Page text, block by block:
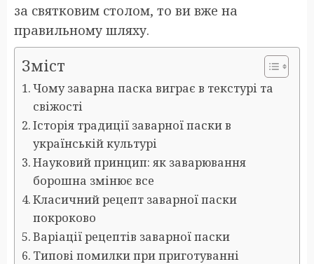
за святковим столом, то ви вже на
правильному шляху.
Зміст
Чому заварна паска виграє в текстурі та
свіжості
Історія традиції заварної паски в
українській культурі
Науковий принцип: як заварювання
борошна змінює все
Класичний рецепт заварної паски
покроково
Варіації рецептів заварної паски
Типові помилки при приготуванні